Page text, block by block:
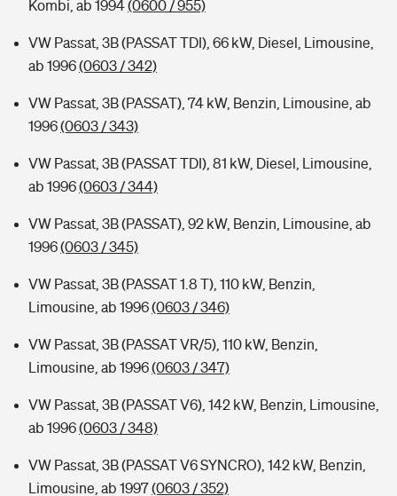
Kombi, ab 1994(0600 / 955)
VW Passat, 3B (PASSAT TDI), 66 kW, Diesel, Limousine,
ab 1996(0603 / 342)
VW Passat, 3B (PASSAT), 74 kW, Benzin, Limousine, ab
1996(0603 / 343)
VW Passat, 3B (PASSAT TDI), 81 kW, Diesel, Limousine,
ab 1996(0603 / 344)
VW Passat, 3B (PASSAT), 92 kW, Benzin, Limousine, ab
1996(0603 / 345)
VW Passat, 3B (PASSAT 1.8 T), 110 kW, Benzin,
Limousine, ab 1996(0603 / 346)
VW Passat, 3B (PASSAT VR/5), 110 kW, Benzin,
Limousine, ab 1996(0603 / 347)
VW Passat, 3B (PASSAT V6), 142 kW, Benzin, Limousine,
ab 1996(0603 / 348)
VW Passat, 3B (PASSAT V6 SYNCRO), 142 kW, Benzin,
Limousine, ab 1997(0603 / 352)